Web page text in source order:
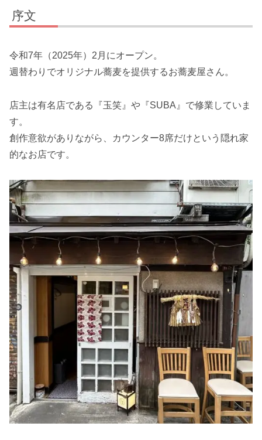
序文
令和7年（2025年）2月にオープン。
週替わりでオリジナル蕎麦を提供するお蕎麦屋さん。
店主は有名店である『玉笑』や『SUBA』で修業していま
す。
創作意欲がありながら、カウンター8席だけという隠れ家
的なお店です。